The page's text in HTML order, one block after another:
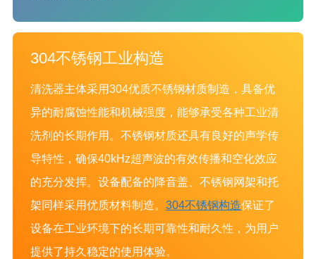
304不锈钢工业构造
清洗器主体采用304优质不锈钢材质制造，具备优
异的耐腐蚀性能和机械强度，能够承受各种工业清
洗剂的长期作用。不锈钢材质还具有良好的声学传
导特性，确保40kHz超声波的有效传播和空化效应
的充分发挥。设备配备的降音盖、不锈钢网架和托
架同样采用优质材料制造。 304不锈钢构造保证了
设备在工业环境下的长期可靠性和耐久性，为用户
提供了持久稳定的使用体验。